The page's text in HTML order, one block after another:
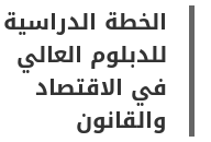
الخطة الدراسية
للدبلوم العالي
في الاقتصاد
والقانون